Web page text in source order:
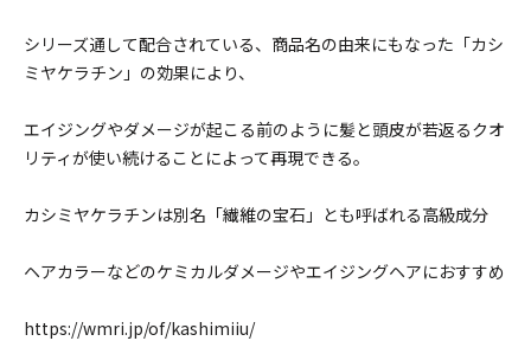
シリーズ通して配合されている、商品名の由来にもなった「カシ
ミヤケラチン」の効果により、
エイジングやダメージが起こる前のように髪と頭皮が若返るクオ
リティが使い続けることによって再現できる。
カシミヤケラチンは別名「繊維の宝石」とも呼ばれる高級成分
ヘアカラーなどのケミカルダメージやエイジングヘアにおすすめ
https://wmri.jp/of/kashimiiu/